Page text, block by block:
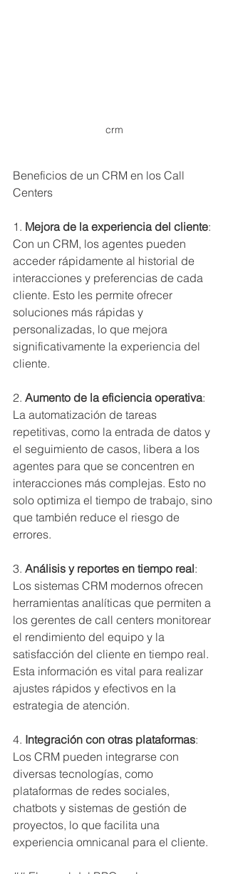
crm
Beneficios de un CRM en los Call
Centers
1. Mejora de la experiencia del cliente:
Con un CRM, los agentes pueden
acceder rápidamente al historial de
interacciones y preferencias de cada
cliente. Esto les permite ofrecer
soluciones más rápidas y
personalizadas, lo que mejora
significativamente la experiencia del
cliente.
2. Aumento de la eficiencia operativa:
La automatización de tareas
repetitivas, como la entrada de datos y
el seguimiento de casos, libera a los
agentes para que se concentren en
interacciones más complejas. Esto no
solo optimiza el tiempo de trabajo, sino
que también reduce el riesgo de
errores.
3. Análisis y reportes en tiempo real:
Los sistemas CRM modernos ofrecen
herramientas analíticas que permiten a
los gerentes de call centers monitorear
el rendimiento del equipo y la
satisfacción del cliente en tiempo real.
Esta información es vital para realizar
ajustes rápidos y efectivos en la
estrategia de atención.
4. Integración con otras plataformas:
Los CRM pueden integrarse con
diversas tecnologías, como
plataformas de redes sociales,
chatbots y sistemas de gestión de
proyectos, lo que facilita una
experiencia omnicanal para el cliente.